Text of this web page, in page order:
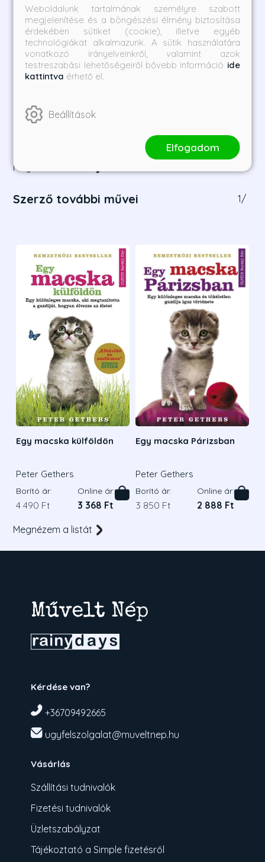
Boleyn Anna - Egy király
Alison Weir
8 990 Ft 8 091 Ft
Megnézem a listát
Szerző további művei 1/
Egy macska külföldön
Peter Gethers
Borító ár:
4 490 Ft
Online ár:
3 368 Ft
Egy macska Párizsban
Peter Gethers
Borító ár:
3 850 Ft
Online ár:
2 888 Ft
Megnézem a listát
Kérdése van?
+36709492665
ugyfelszolgalat@muveltnep.hu
Vásárlás
Szállítási tudnivalók
Fizetési tudnivalók
Üzletszabályzat
Tájékoztató a Simple fizetésről
Weboldalunk tartalmának személyre szabott
megjelenítése és a böngészési élmény biztosítása
érdekében sütiket (cookie), illetve egyéb
technológiákat alkalmazunk. A sütik használatára
vonatkozó irányelveinkről, valamint azok
testreszabási lehetőségeiről bővebb információ ide
kattintva érhető el.
Beállítások
Elfogadom